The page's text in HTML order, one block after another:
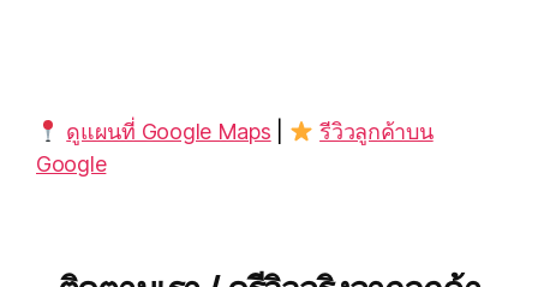
ดูแผนที่ Google Maps
รีวิวลูกค้าบน
Google